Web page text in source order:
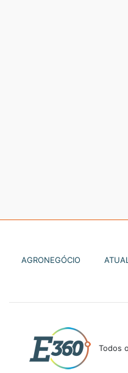
AGRONEGÓCIO
Todos